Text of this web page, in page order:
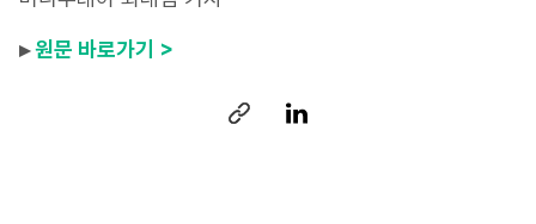
▸원문 바로가기 >